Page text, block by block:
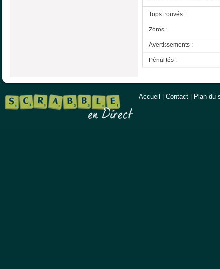
Tops trouvés :
Zéros :
Avertissements :
Pénalités :
Accueil Contact Plan du